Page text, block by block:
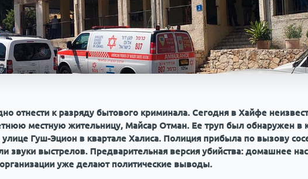
отнести к разряду бытового криминала. Сегодня в Хайфе
местную жительницу, Майсар Отман. Ее труп был обнаружен в
Гуш-Эцион в квартале Халиса. Полиция прибыла по вызову
звуки выстрелов. Предварительная версия убийства: домашнее
уже делают политические выводы.